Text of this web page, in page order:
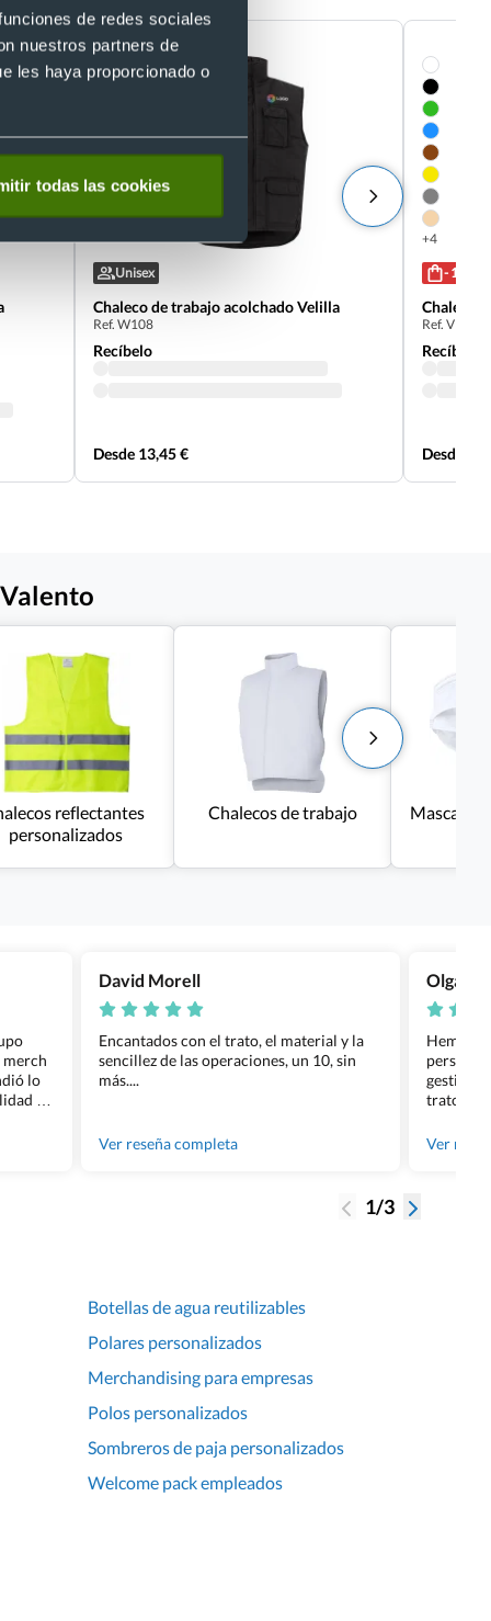
de redes sociales
nuestros partners de
les haya proporcionado o
todas las cookies
Unisex
Chaleco de trabajo acolchado Velilla
Ref. W108
Recíbelo
Desde 13,45 €
+4
- 10 %
Chaleco
Ref. V107
Recíbelo
Desde
reflectantes
personalizados
Chalecos de trabajo
lo
de
David Morell
Encantados con el trato, el material y la
sencillez de las operaciones, un 10, sin
más....
Ver reseña completa
Olga
Hemos
gestión
trato
gente
Ver
1/3
Botellas de agua reutilizables
Polares personalizados
Merchandising para empresas
Polos personalizados
Sombreros de paja personalizados
Welcome pack empleados